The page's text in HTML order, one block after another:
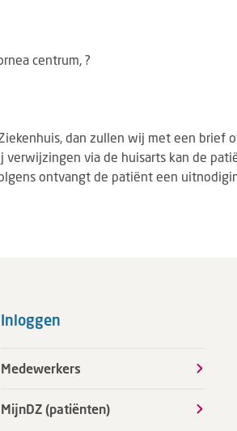
centrum, ?
dan zullen wij met een brief
verwijzingen via de huisarts kan de
ontvangt de patiënt een
Inloggen
Medewerkers
MijnDZ (patiënten)